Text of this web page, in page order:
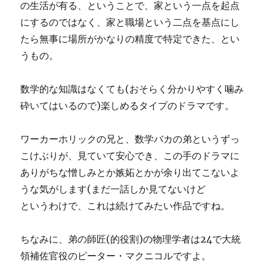
の生活が有る、ということで、家という一点を起点
にするのではなく、家と職場という二点を基点にし
たら無事に場所がかなりの精度で特定できた、とい
うもの。
数学的な知識はなくても(おそらく分かりやすく噛み
砕いてはいるので)楽しめるタイプのドラマです。
ワーカーホリックの兄と、数学バカの弟というずっ
こけぶりが、見ていて安心でき、この手のドラマに
ありがちな憎しみとか嫉妬とかが余り出てこないよ
うな気がします(まだ一話しか見てないけど
というわけで、これは続けてみたい作品ですね。
ちなみに、弟の師匠(的役割)の物理学者は24で大統
領補佐官役のピーター・マクニコルですよ。